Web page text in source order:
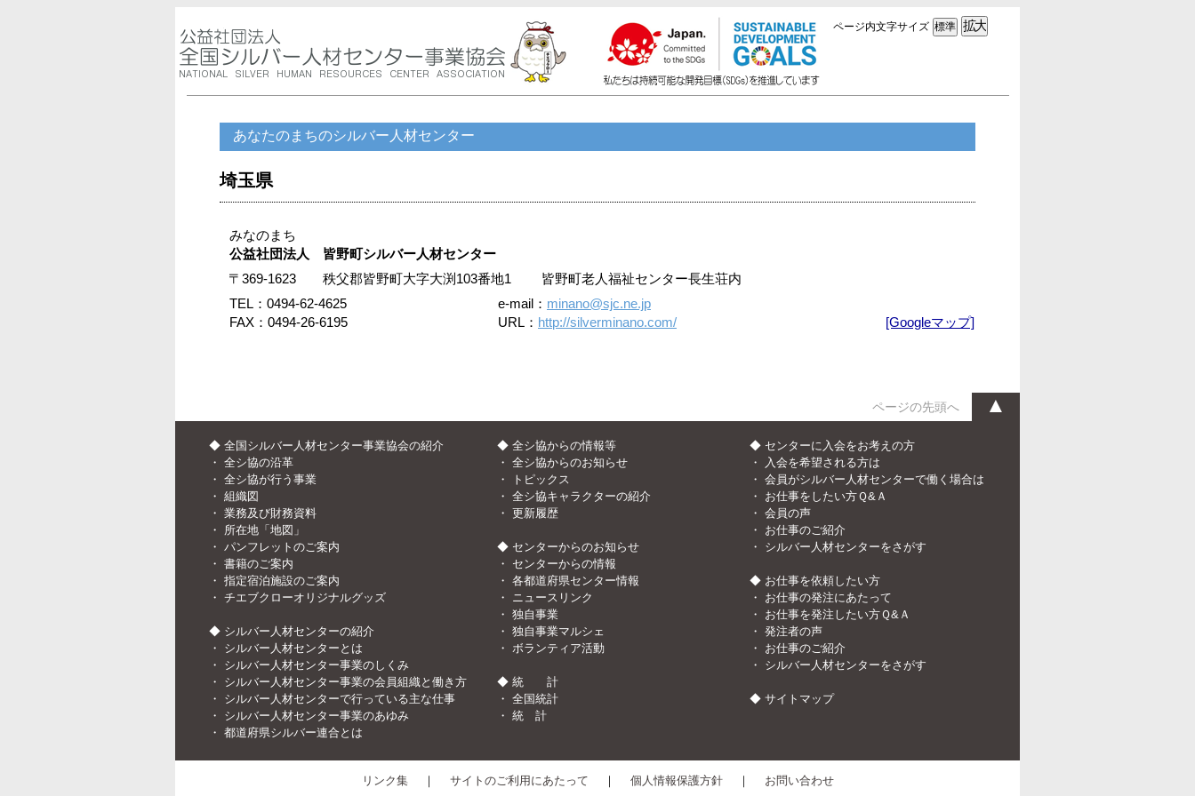
ページ内文字サイズ
あなたのまちのシルバー人材センター
埼玉県
みなのまち
公益社団法人 皆野町シルバー人材センター
〒369-1623 秩父郡皆野町大字大渕103番地1 皆野町老人福祉センター長生荘内
TEL：0494-62-4625
e-mail： minano@sjc.ne.jp
FAX：0494-26-6195
URL： http://silverminano.com/ [Googleマップ]
ページの先頭へ ▲
◆ 全国シルバー人材センター事業協会の紹介
・ 全シ協の沿革
・ 全シ協が行う事業
・ 組織図
・ 業務及び財務資料
・ 所在地「地図」
・ パンフレットのご案内
・ 書籍のご案内
・ 指定宿泊施設のご案内
・ チエブクローオリジナルグッズ
◆ シルバー人材センターの紹介
・ シルバー人材センターとは
・ シルバー人材センター事業のしくみ
・ シルバー人材センター事業の会員組織と働き方
・ シルバー人材センターで行っている主な仕事
・ シルバー人材センター事業のあゆみ
・ 都道府県シルバー連合とは
◆ 全シ協からの情報等
・ 全シ協からのお知らせ
・
トピックス
・ 全シ協キャラクターの紹介
・ 更新履歴
◆ センターからのお知らせ
・ センターからの情報
・ 各都道府県センター情報
・ ニュースリンク
・ 独自事業
・ 独自事業マルシェ
・ ボランティア活動
◆ 統 計
・ 全国統計
・ 統 計
◆ センターに入会をお考えの方
・
入会を希望される方は
・ 会員がシルバー人材センターで働く場合は
・ お仕事をしたい方Ｑ&Ａ
・ 会員の声
・ お仕事のご紹介
・ シルバー人材センターをさがす
◆ お仕事を依頼したい方
・ お仕事の発注にあたって
・ お仕事を発注したい方Ｑ&Ａ
・ 発注者の声
・ お仕事のご紹介
・ シルバー人材センターをさがす
◆ サイトマップ
リンク集｜ サイトのご利用にあたって ｜ 個人情報保護方針｜ お問い合わせ